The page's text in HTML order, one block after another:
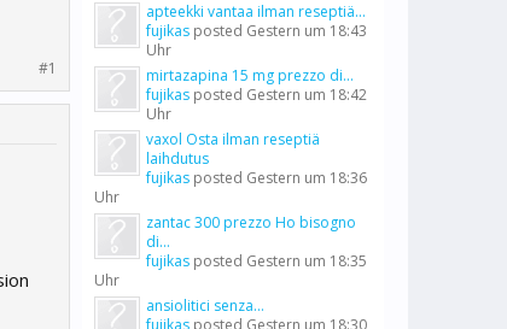
#1
apteekki vantaa ilman reseptiä...
fujikas posted Gestern um 18:43
Uhr
mirtazapina 15 mg prezzo di...
fujikas posted Gestern um 18:42
Uhr
vaxol Osta ilman reseptiä
laihdutus
fujikas posted Gestern um 18:36
Uhr
zantac 300 prezzo Ho bisogno
di...
fujikas posted Gestern um 18:35
Uhr
ansiolitici senza...
fujikas posted Gestern um 18:30